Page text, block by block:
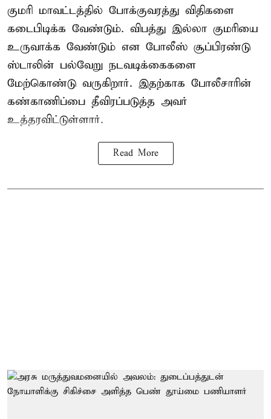
குமரி மாவட்டத்தில் போக்குவரத்து விதிகளை
கடைபிடிக்க வேண்டும். விபத்து இல்லா குமரியை
உருவாக்க வேண்டும் என போலீஸ் சூப்பிரண்டு
ஸ்டாலின் பல்வேறு நடவடிக்கைகளை
மேற்கொண்டு வருகிறார். இதற்காக போலீசாரின்
கண்காணிப்பை தீவிரப்படுத்த அவர்
உத்தரவிட்டுள்ளார்.
Read More